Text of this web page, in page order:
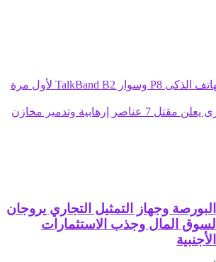
هواوى تطلق الهاتف الذكى P8 وسوار TalkBand B2 لأول مرة
المتحدث العسكرى يعلن مقتل 7 عناصر إرهابية وتدمير مخازن
البورصة وجهاز التمثيل التجاري يروجان
لسوق المال وجذب الاستثمارات
الأجنبية